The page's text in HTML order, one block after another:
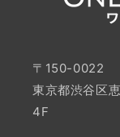
〒150-0022
東京都渋谷区
4F